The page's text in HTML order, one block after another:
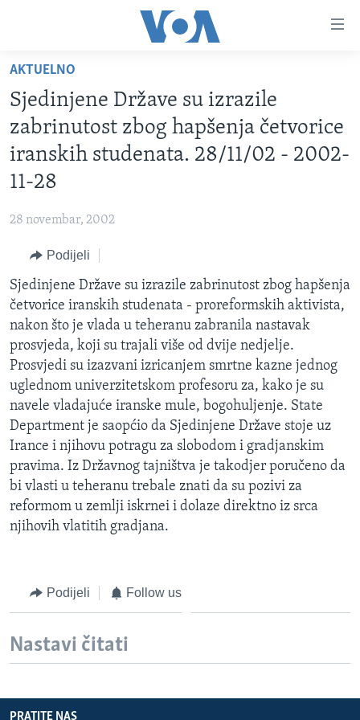
glavni
sadržaj
Pređi
na
glavnu
navigaciju
na
TV PROGRAM
VIDEO
FOTOGRAFIJE DANA
VIJESTI
SVIJET
SPECIJALNI PROJEKTI
KORUPCIJA
SLOBODA MEDIJA
ŽENSKA STRANA
IZBJEGLIČKA STRANA
MAGAZIN
O GLASU AMERIKE
Learning English
PRATITE NAS
AKTUELNO
Sjedinjene Države su izrazile
zabrinutost zbog hapšenja četvorice
iranskih studenata. 28/11/02 - 2002-
11-28
28 novembar, 2002
Podijeli
Sjedinjene Države su izrazile zabrinutost zbog hapšenja
četvorice iranskih studenata - proreformskih aktivista,
nakon što je vlada u teheranu zabranila nastavak
prosvjeda, koji su trajali više od dvije nedjelje.
Prosvjedi su izazvani izricanjem smrtne kazne jednog
uglednom univerzitetskom profesoru za, kako je su
navele vladajuće iranske mule, bogohuljenje. State
Department je saopćio da Sjedinjene Države stoje uz
Irance i njihovu potragu za slobodom i gradjanskim
pravima. Iz Državnog tajništva je takodjer poručeno da
bi vlasti u teheranu trebale znati da su pozivi za
reformom u zemlji iskrnei i dolaze direktno iz srca
njihovih vlatitih gradjana.
Podijeli Follow us
Nastavi čitati
PRATITE NAS